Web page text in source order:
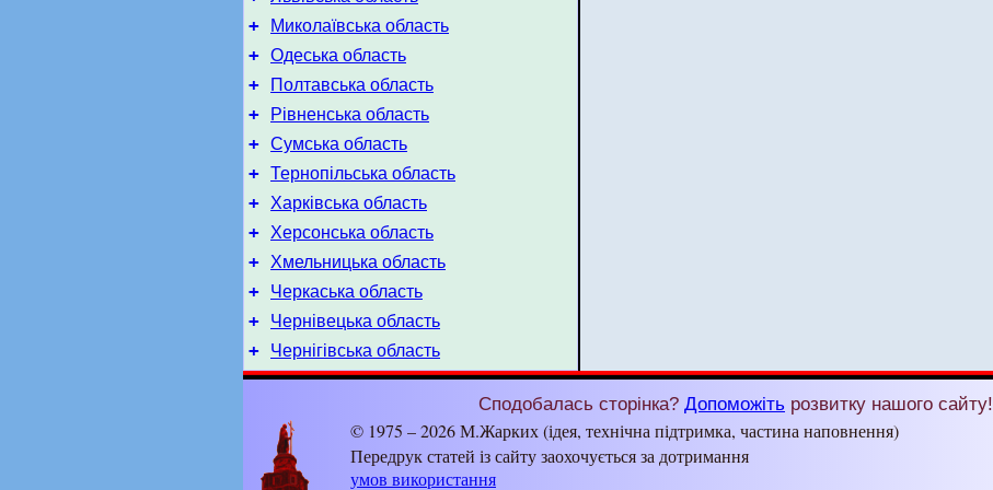
+ Миколаївська область
+ Одеська область
+ Полтавська область
+ Рівненська область
+ Сумська область
+ Тернопільська область
+ Харківська область
+ Херсонська область
+ Хмельницька область
+ Черкаська область
+ Чернівецька область
+ Чернігівська область
Сподобалась сторінка? Допоможіть розвитку нашого сайту!
© 1975 – 2026 М.Жарких (ідея, технічна підтримка, частина наповнення)
Передрук статей із сайту заохочується за дотримання
умов використання